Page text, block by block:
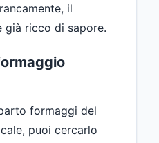
il
ricco di sapore.
formaggi del
puoi cercarlo